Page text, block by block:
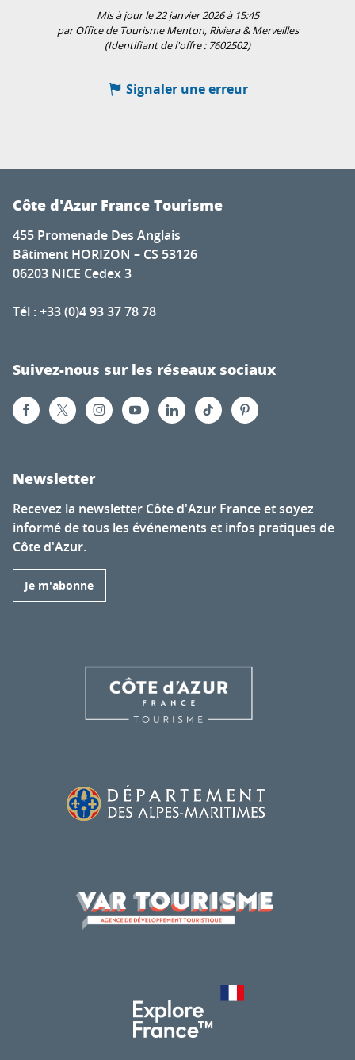
Mis à jour le 22 janvier 2026 à 15:45
par Office de Tourisme Menton, Riviera & Merveilles
(Identifiant de l'offre : 7602502)
Signaler une erreur
Côte d'Azur France Tourisme
455 Promenade Des Anglais
Bâtiment HORIZON – CS 53126
06203 NICE Cedex 3
Tél : +33 (0)4 93 37 78 78
Suivez-nous sur les réseaux sociaux
Newsletter
Recevez la newsletter Côte d'Azur France et soyez
informé de tous les événements et infos pratiques de
Côte d'Azur.
Je m'abonne